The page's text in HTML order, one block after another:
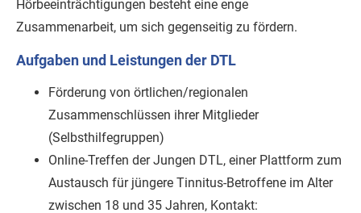
Hörbeeinträchtigungen besteht eine enge
Zusammenarbeit, um sich gegenseitig zu fördern.
Aufgaben und Leistungen der DTL
Förderung von örtlichen/regionalen
Zusammenschlüssen ihrer Mitglieder
(Selbsthilfegruppen)
Online-Treffen der Jungen DTL, einer Plattform zum
Austausch für jüngere Tinnitus-Betroffene im Alter
zwischen 18 und 35 Jahren, Kontakt: